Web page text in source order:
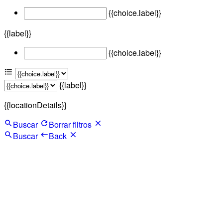
{{choice.label}}
{{label}}
{{choice.label}}
{{label}}
{{locationDetails}}
Buscar
Borrar filtros
Buscar
Back